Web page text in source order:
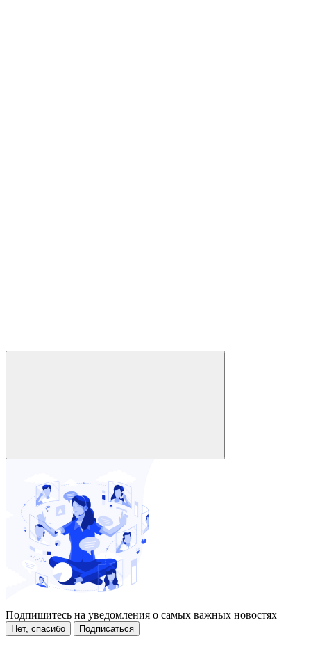
Подпишитесь на уведомления о самых важных новостях
Нет, спасибо Подписаться